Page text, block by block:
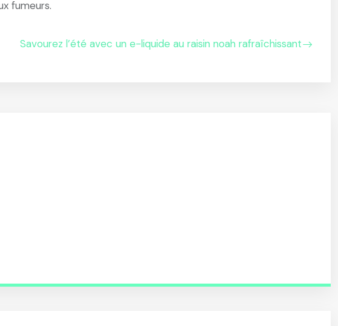
fumeurs.
Savourez l’été avec un e-liquide au raisin noah rafraîchissant